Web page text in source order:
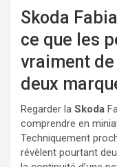
Skoda
ce que les
vraiment
deux
Regarder la Skoda
comprendre en
Techniquement
révèlent pourtant